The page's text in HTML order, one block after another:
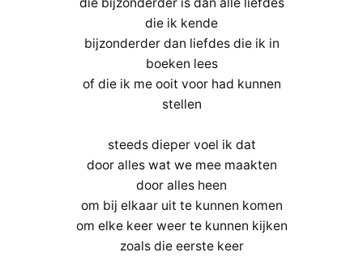
die ik kende
bijzonderder dan liefdes die ik in
boeken lees
of die ik me ooit voor had kunnen
stellen
steeds dieper voel ik dat
door alles wat we mee maakten
door alles heen
om bij elkaar uit te kunnen komen
om elke keer weer te kunnen kijken
zoals die eerste keer